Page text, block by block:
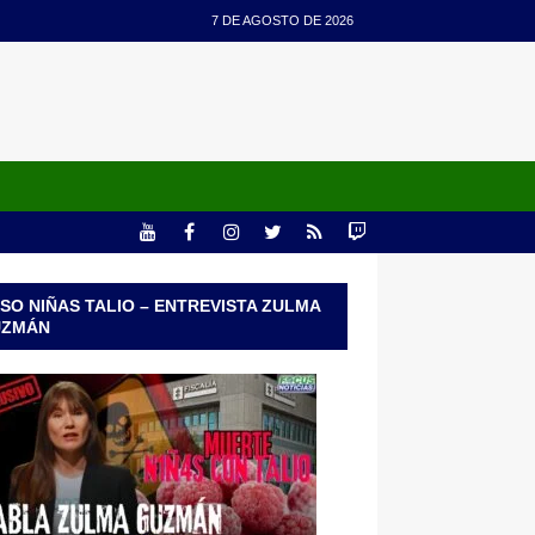
7 DE AGOSTO DE 2026
NIÑAS TALIO – ENTREVISTA ZULMA